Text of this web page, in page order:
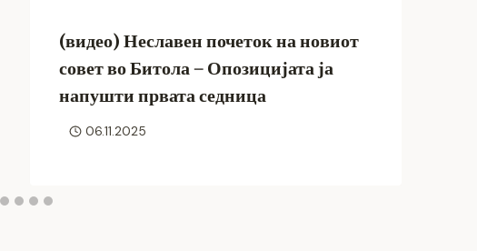
(видео) Неславен почеток на новиот
совет во Битола – Опозицијата ја
напушти првата седница
06.11.2025